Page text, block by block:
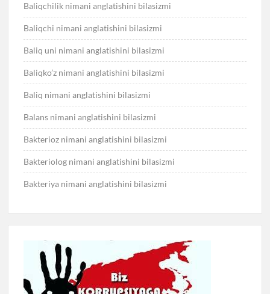
Baliqchilik nimani anglatishini bilasizmi
Baliqchi nimani anglatishini bilasizmi
Baliq uni nimani anglatishini bilasizmi
Baliqko’z nimani anglatishini bilasizmi
Baliq nimani anglatishini bilasizmi
Balans nimani anglatishini bilasizmi
Bakterioz nimani anglatishini bilasizmi
Bakteriolog nimani anglatishini bilasizmi
Bakteriya nimani anglatishini bilasizmi